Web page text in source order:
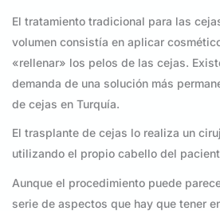
El tratamiento tradicional para las
volumen consistía en aplicar
«rellenar» los pelos de las cejas.
demanda de una solución más
de cejas en Turquía.
El trasplante de cejas lo realiza un
utilizando el propio cabello del
Aunque el procedimiento puede
serie de aspectos que hay que tener